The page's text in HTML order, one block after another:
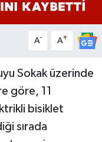
A- A+
Sokak üzerinde
göre, 11
bisiklet
sırada